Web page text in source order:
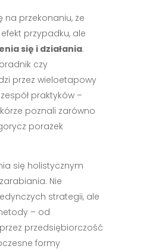
na przekonaniu, że
przypadku, ale
się i działania.
czy
przez wieloetapowy
praktyków –
poznali zarówno
porażek
się holistycznym
Nie
strategii, ale
– od
przedsiębiorczość
formy